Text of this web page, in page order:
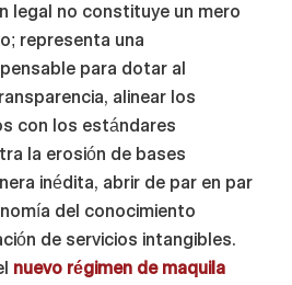
legal no constituye un mero
representa una
para dotar al
alinear los
con los estándares
la erosión de bases
inédita, abrir de par en par
del conocimiento
de servicios intangibles.
nuevo régimen de maquila